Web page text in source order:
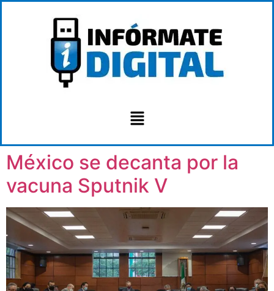
México se decanta por la
vacuna Sputnik V